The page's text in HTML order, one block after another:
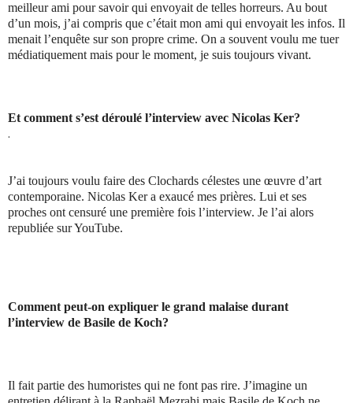
meilleur ami pour savoir qui envoyait de telles horreurs. Au bout
d’un mois, j’ai compris que c’était mon ami qui envoyait les infos. Il
menait l’enquête sur son propre crime. On a souvent voulu me tuer
médiatiquement mais pour le moment, je suis toujours vivant.
Et comment s’est déroulé l’interview avec Nicolas Ker?
.
J’ai toujours voulu faire des Clochards célestes une œuvre d’art
contemporaine. Nicolas Ker a exaucé mes prières. Lui et ses
proches ont censuré une première fois l’interview. Je l’ai alors
republiée sur YouTube.
Comment peut-on expliquer le grand malaise durant
l’interview de Basile de Koch?
Il fait partie des humoristes qui ne font pas rire. J’imagine un